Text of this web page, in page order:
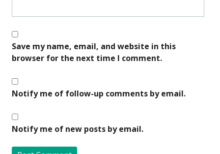
Save my name, email, and website in this
browser for the next time I comment.
Notify me of follow-up comments by email.
Notify me of new posts by email.